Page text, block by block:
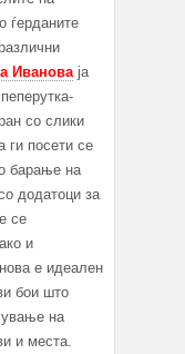
ѓерданите
Ивановаја
со слики
ги посети се
барање на
додатоци за
се
и
е идеален
бои што
на
и места.